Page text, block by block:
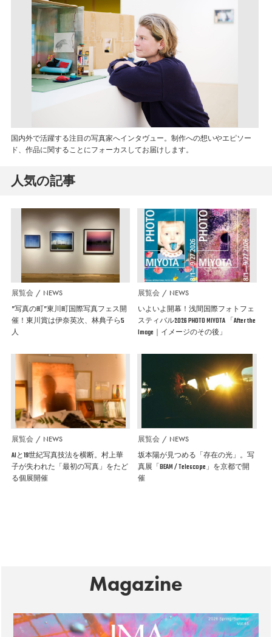
国内外で活躍する注目の写真家へインタヴュー。制作への想いやエピソー
ド、作品に関することにフォーカスしてお届けします。
人気の記事
展覧会 NEWS
”写真の町”東川町国際写真フェス開
催！東川賞は伊奈英次、林典子ら5
人
展覧会 NEWS
いよいよ開幕！浅間国際フォトフェ
スティバル2026 PHOTO MIYOTA 「After the
Image｜イメージのその後」
展覧会 NEWS
AIと19世紀写真技法を横断。村上華
子が失われた「最初の写真」をたど
る個展開催
展覧会 NEWS
坂本陽が見つめる「存在の光」。写
真展「BEAM / Telescope」を京都で開
催
Magazine